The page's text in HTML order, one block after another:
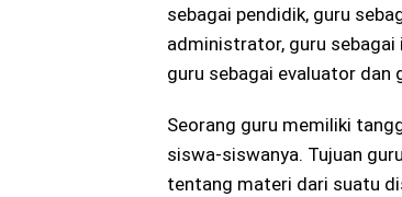
sebagai pendidik, guru
administrator, guru
guru sebagai evaluator dan
Seorang guru memiliki
siswa-siswanya. Tujuan
tentang materi dari suatu